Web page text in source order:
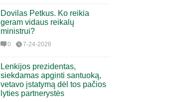
Dovilas Petkus. Ko reikia
geram vidaus reikalų
ministrui?
0 7-24-2026
Lenkijos prezidentas,
siekdamas apginti santuoką,
vetavo įstatymą dėl tos pačios
lyties partnerystės